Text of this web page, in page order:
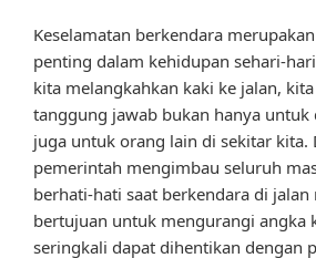
Keselamatan berkendara
penting dalam kehidupan sehari-
kita melangkahkan kaki ke jalan,
tanggung jawab bukan hanya
juga untuk orang lain di sekitar kita.
pemerintah mengimbau seluruh
berhati-hati saat berkendara di jalan
bertujuan untuk mengurangi angka
seringkali dapat dihentikan dengan